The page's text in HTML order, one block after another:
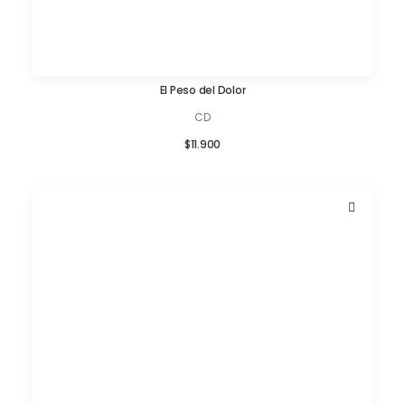
AÑADIR AL CARRITO
El Peso del Dolor
CD
$11.900